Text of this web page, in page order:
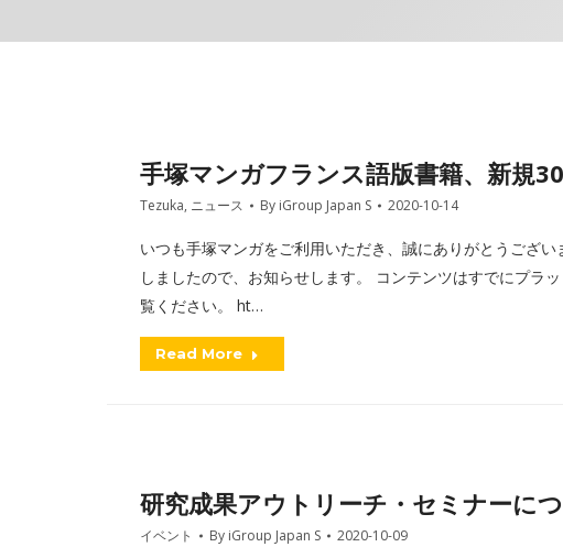
手塚マンガフランス語版書籍、新規
Tezuka, ニュース By iGroup Japan S 2020-10-14
いつも手塚マンガをご利用いただき、誠にありがとうござ
しましたので、お知らせします。 コンテンツはすでにプラ
覧ください。 ht…
Read More
研究成果アウトリーチ・セミナーに
イベント By iGroup Japan S 2020-10-09